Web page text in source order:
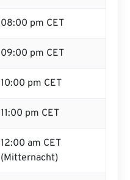
08:00 pm CET
09:00 pm CET
10:00 pm CET
11:00 pm CET
12:00 am CET
(Mitternacht)